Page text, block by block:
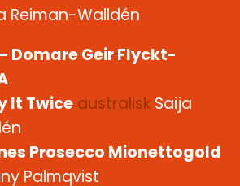
Reiman-Walldén
Domare Geir Flyckt-
It Twice australisk Saija
Prosecco Mionettogold
Palmqvist